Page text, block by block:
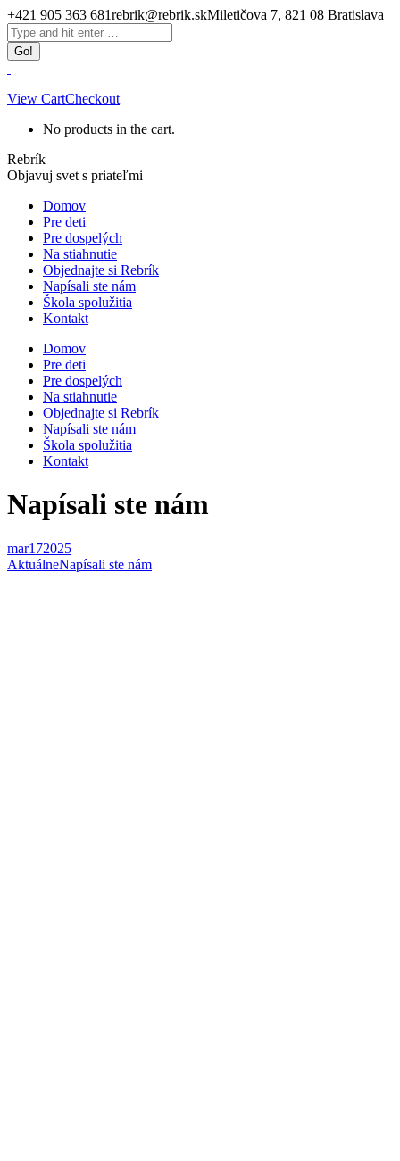
Skip
to
content
+421 905 363 681rebrik@rebrik.skMiletičova 7, 821 08 Bratislava
Facebook
page
opens
in
new
window
Search:
View CartCheckout
No products in the cart.
Rebrík
Objavuj svet s priateľmi
Domov
Pre deti
Pre dospelých
Na stiahnutie
Objednajte si Rebrík
Napísali ste nám
Škola spolužitia
Kontakt
Domov
Pre deti
Pre dospelých
Na stiahnutie
Objednajte si Rebrík
Napísali ste nám
Škola spolužitia
Kontakt
Napísali ste nám
mar172025
AktuálneNapísali ste nám